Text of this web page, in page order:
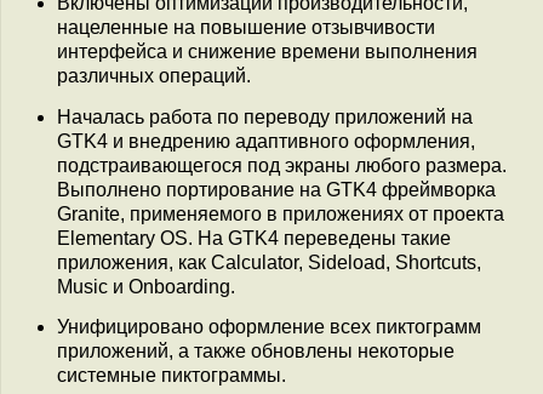
нацеленные на повышение отзывчивости
интерфейса и снижение времени выполнения
различных операций.
Началась работа по переводу приложений на
GTK4 и внедрению адаптивного оформления,
подстраивающегося под экраны любого размера.
Выполнено портирование на GTK4 фреймворка
Granite, применяемого в приложениях от проекта
Elementary OS. На GTK4 переведены такие
приложения, как Calculator, Sideload, Shortcuts,
Music и Onboarding.
Унифицировано оформление всех пиктограмм
приложений, а также обновлены некоторые
системные пиктограммы.